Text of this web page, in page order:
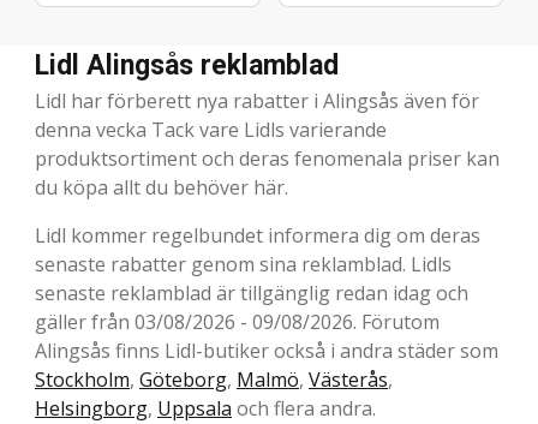
Lidl Alingsås reklamblad
Lidl har förberett nya rabatter i Alingsås även för
denna vecka Tack vare Lidls varierande
produktsortiment och deras fenomenala priser kan
du köpa allt du behöver här.
Lidl kommer regelbundet informera dig om deras
senaste rabatter genom sina reklamblad. Lidls
senaste reklamblad är tillgänglig redan idag och
gäller från 03/08/2026 - 09/08/2026. Förutom
Alingsås finns Lidl-butiker också i andra städer som
Stockholm, Göteborg, Malmö, Västerås,
Helsingborg, Uppsala och flera andra.